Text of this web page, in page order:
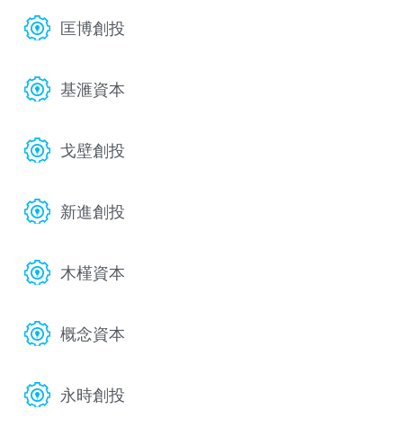
匡博創投
基滙資本
戈壁創投
新進創投
木槿資本
概念資本
永時創投